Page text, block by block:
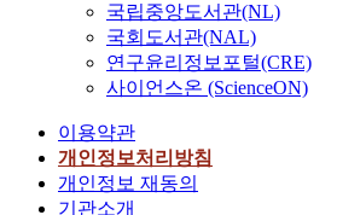
국립중앙도서관(NL)
국회도서관(NAL)
연구윤리정보포털(CRE)
사이언스온 (ScienceON)
이용약관
개인정보처리방침
개인정보 재동의
기관소개